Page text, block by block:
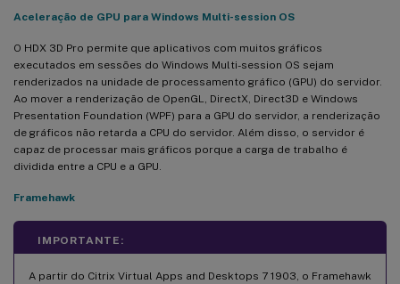
Aceleração de GPU para Windows Multi-session OS
O HDX 3D Pro permite que aplicativos com muitos gráficos
executados em sessões do Windows Multi-session OS sejam
renderizados na unidade de processamento gráfico (GPU) do servidor.
Ao mover a renderização de OpenGL, DirectX, Direct3D e Windows
Presentation Foundation (WPF) para a GPU do servidor, a renderização
de gráficos não retarda a CPU do servidor. Além disso, o servidor é
capaz de processar mais gráficos porque a carga de trabalho é
dividida entre a CPU e a GPU.
Framehawk
IMPORTANTE:
A partir do Citrix Virtual Apps and Desktops 7 1903, o Framehawk